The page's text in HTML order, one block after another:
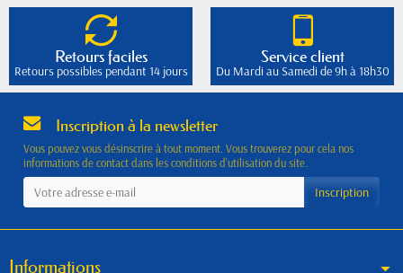
Retours faciles
Retours possibles pendant 14 jours
Service client
Du Mardi au Samedi de 9h à 18h30
Inscription à la newsletter
Vous pouvez vous désinscrire à tout moment. Vous trouverez pour cela nos
informations de contact dans les conditions d'utilisation du site.
Informations